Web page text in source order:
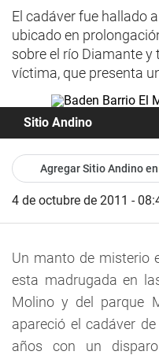
El cadáver fue hallado
ubicado en
sobre el río Diamante
víctima, que presenta
Sitio Andino
Agregar Sitio Andino en
4 de octubre de 2011 -
Un manto de misterio
esta madrugada en
Molino y del parque
apareció el cadáver
años con un